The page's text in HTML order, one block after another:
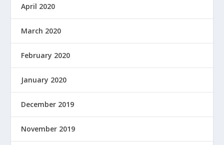
April 2020
March 2020
February 2020
January 2020
December 2019
November 2019